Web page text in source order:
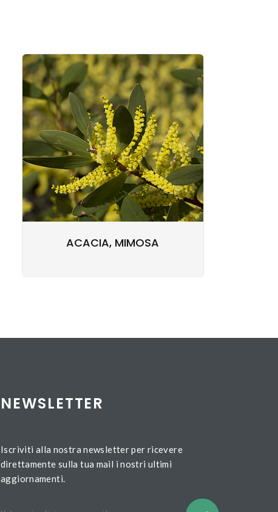
ACACIA, MIMOSA
NEWSLETTER
Iscriviti alla nostra newsletter per ricevere
direttamente sulla tua mail i nostri ultimi
aggiornamenti.